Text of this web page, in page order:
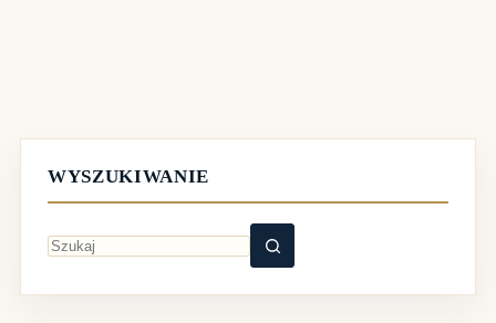
WYSZUKIWANIE
wyników